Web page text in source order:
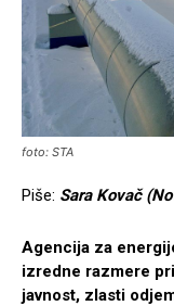
foto: STA
Piše: Sara Kovač
Agencija za
izredne razmere
javnost, zlasti